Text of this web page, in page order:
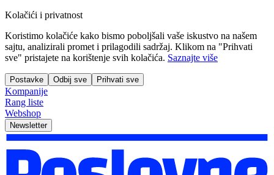
Kolačići i privatnost
Koristimo kolačiće kako bismo poboljšali vaše iskustvo na našem
sajtu, analizirali promet i prilagodili sadržaj. Klikom na "Prihvati
sve" pristajete na korištenje svih kolačića. Saznajte više
Postavke Odbij sve Prihvati sve
Kompanije
Rang liste
Webshop
Newsletter